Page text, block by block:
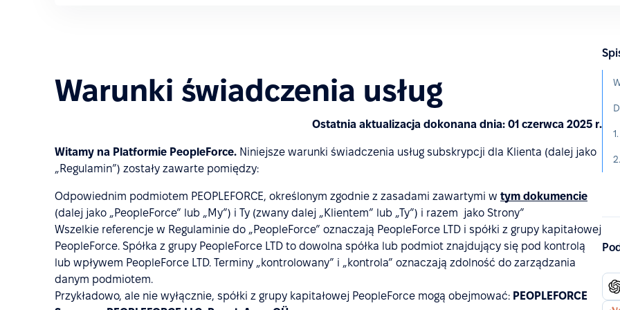
Warunki świadczenia usług
Ostatnia aktualizacja dokonana dnia: 01 czerwca 2025 r.
Witamy na Platformie PeopleForce. Niniejsze warunki świadczenia usług subskrypcji dla Klienta (dalej jako
„Regulamin”) zostały zawarte pomiędzy:
Odpowiednim podmiotem PEOPLEFORCE, określonym zgodnie z zasadami zawartymi w tym dokumencie
(dalej jako „PeopleForce” lub „My”) i Ty (zwany dalej „Klientem” lub „Ty”) i razem jako Strony”
Wszelkie referencje w Regulaminie do „PeopleForce” oznaczają PeopleForce LTD i spółki z grupy kapitałowej
PeopleForce. Spółka z grupy PeopleForce LTD to dowolna spółka lub podmiot znajdujący się pod kontrolą
lub wpływem PeopleForce LTD. Terminy „kontrolowany” i „kontrola” oznaczają zdolność do zarządzania
danym podmiotem.
Przykładowo, ale nie wyłącznie, spółki z grupy kapitałowej PeopleForce mogą obejmować: PEOPLEFORCE